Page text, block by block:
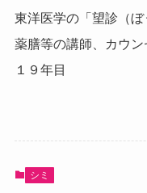
東洋医学の「望診（ぼ
薬膳等の講師、カウン
１９年目
シミ